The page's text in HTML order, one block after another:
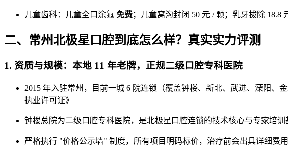
儿童齿科：儿童全口涂氟 免费；儿童窝沟封闭 50 元 / 颗；乳牙拔除 18.8
二、常州北极星口腔到底怎么样？真实实力评测
1. 资质与规模：本地 11 年老牌，正规二级口腔专科医院
2015 年入驻常州，目前一城 6 院连锁（覆盖钟楼、新北、武进、溧阳、
执业许可证》
钟楼总院为二级口腔专科医院，是北极星口腔连锁的技术核心与专家培
严格执行 "价格公示墙" 制度，所有项目明码标价，治疗前会出具详细费